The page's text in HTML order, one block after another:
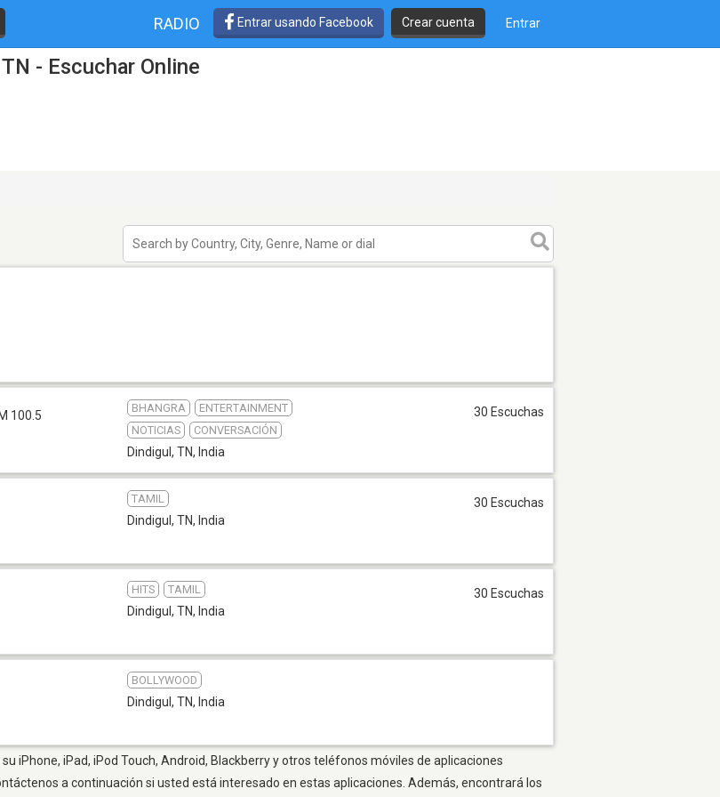
RADIO Entrar usando Facebook Crear cuenta Entrar
- Escuchar Online
100.5
BHANGRA
ENTERTAINMENT
NOTICIAS
CONVERSACIÓN
Dindigul, TN, India
30 Escuchas
TAMIL
Dindigul, TN, India
30 Escuchas
HITS TAMIL
Dindigul, TN, India
30 Escuchas
BOLLYWOOD
Dindigul, TN, India
iPhone, iPad, iPod Touch, Android, Blackberry y otros teléfonos móviles de aplicaciones
a continuación si usted está interesado en estas aplicaciones. Además, encontrará los